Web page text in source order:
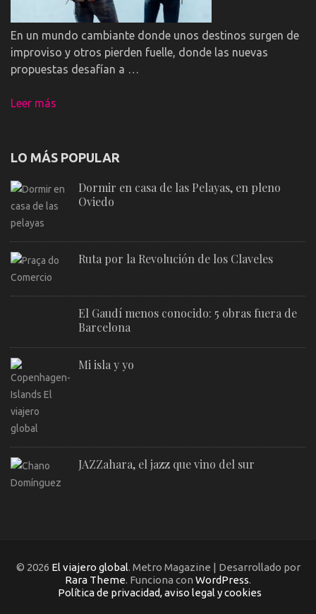
En un mundo cambiante donde unos destinos surgen de
improviso y otros pierden fuelle, donde las nuevas
propuestas desafían a …
Leer más
LO MÁS POPULAR
Dormir en casa de las Pelayas, en pleno
Oviedo
Ruta por la Revolución de los Claveles
El Gaudí menos conocido: 5 obras fuera de
Barcelona
Mi isla y yo
JAZZahara, el jazz que vino del sur
© 2026 El viajero global. Metro Magazine | Desarrollado por
Rara Theme. Funciona con WordPress.
Política de privacidad, aviso legal y cookies